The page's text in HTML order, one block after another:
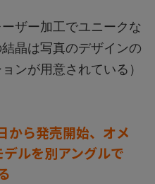
ザー加工でユニークな
晶は写真のデザインの
ンが用意されている）
から発売開始、オメ
ルを別アングルで